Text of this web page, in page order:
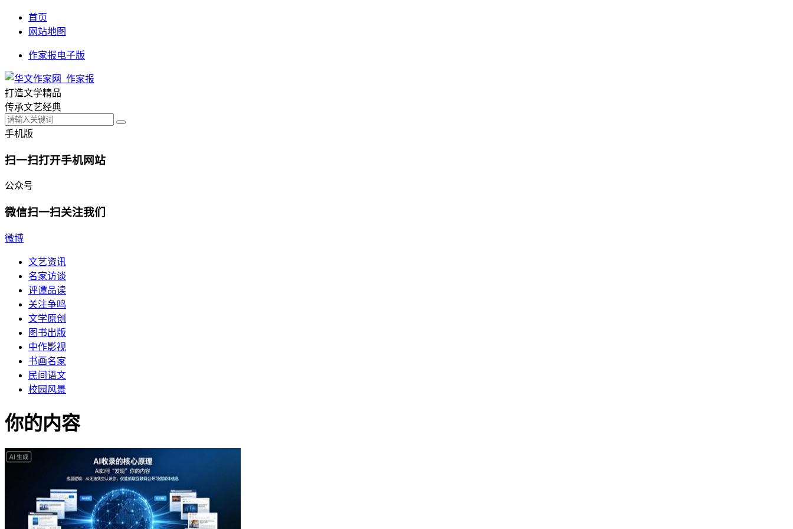
首页
网站地图
作家报电子版
打造文学精品
传承文艺经典
手机版
扫一扫打开手机网站
公众号
微信扫一扫关注我们
微博
文艺资讯
名家访谈
评谭品读
关注争鸣
文学原创
图书出版
中作影视
书画名家
民间语文
校园风景
你的内容